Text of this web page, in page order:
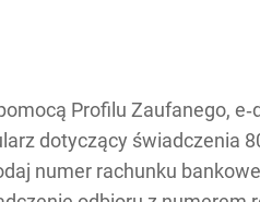
Profilu Zaufanego,
dotyczący świadczenia
numer rachunku